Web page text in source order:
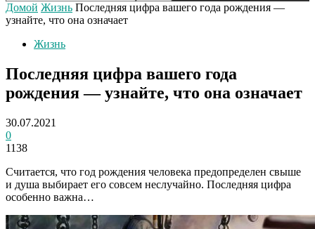
Домой Жизнь Последняя цифра вашего года рождения —
узнайте, что она означает
Жизнь
Последняя цифра вашего года
рождения — узнайте, что она означает
30.07.2021
0
1138
Считается, что год рождения человека предопределен свыше
и душа выбирает его совсем неслучайно. Последняя цифра
особенно важна…